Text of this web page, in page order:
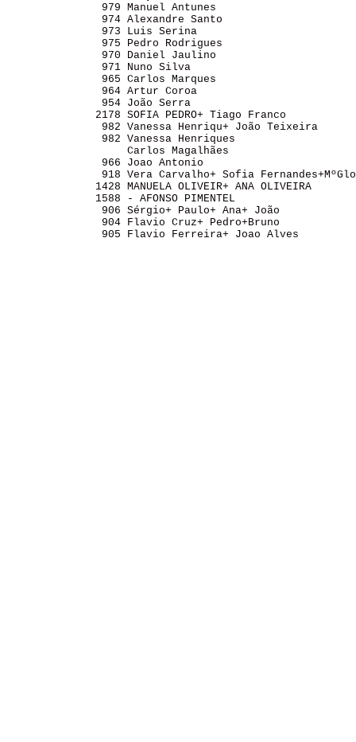
979 Manuel Antunes
974 Alexandre Santo
973 Luis Serina
975 Pedro Rodrigues
970 Daniel Jaulino
971 Nuno Silva
965 Carlos Marques
964 Artur Coroa
954 João Serra
2178 SOFIA PEDRO+ Tiago Franco
982 Vanessa Henriqu+ João Teixeira
982 Vanessa Henriques
Carlos Magalhães
966 Joao Antonio
918 Vera Carvalho+ Sofia
1428 MANUELA OLIVEIR+ ANA OLIVEIRA
1588 - AFONSO PIMENTEL
906 Sérgio+ Paulo+ Ana+ João
904 Flavio Cruz+ Pedro+Bruno
905 Flavio Ferreira+ Joao Alves